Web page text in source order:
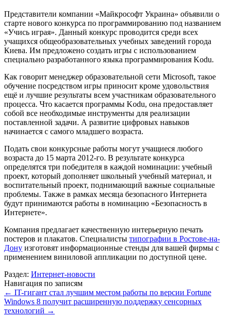
Представители компании «Майкрософт Украина» объявили о
старте нового конкурса по программированию под названием
«Учись играя». Данный конкурс проводится среди всех
учащихся общеобразовательных учебных заведений города
Киева. Им предложено создать игры с использованием
специально разработанного языка программирования Kodu.
Как говорит менеджер образовательной сети Microsoft, такое
обучение посредством игры приносит кроме удовольствия
ещё и лучшие результаты всем участникам образовательного
процесса. Что касается программы Kodu, она предоставляет
собой все необходимые инструменты для реализации
поставленной задачи. А развитие цифровых навыков
начинается с самого младшего возраста.
Подать свои конкурсные работы могут учащиеся любого
возраста до 15 марта 2012-го. В результате конкурса
определятся три победителя в каждой номинации: учебный
проект, который дополняет школьный учебный материал, и
воспитательный проект, поднимающий важные социальные
проблемы. Также в рамках месяца безопасного Интернета
будут принимаются работы в номинацию «Безопасность в
Интернете».
Компания предлагает качественную интерьерную печать
постеров и плакатов. Специалисты типографии в Ростове-на-
Дону изготовят информационные стенды для вашей фирмы с
применением виниловой аппликации по доступной цене.
Раздел: Интернет-новости
Навигация по записям
← IT-гигант стал лучшим местом работы по версии Fortune
Windows 8 получит расширенную поддержку сенсорных
технологий →